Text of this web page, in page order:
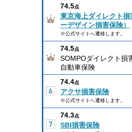
74.5点
東京海上ダイレクト損
ーデザイン損害保険）
※公式サイトへ遷移します。
74.5点
SOMPOダイレクト損
自動車保険
74.4点
アクサ損害保険
※公式サイトへ遷移します。
74.3点
SBI損害保険